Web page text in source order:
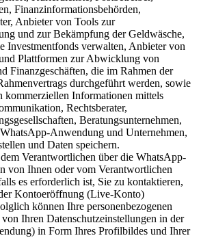
Finanzinformationsbehörden,
Anbieter von Tools zur
und zur Bekämpfung der Geldwäsche,
Investmentfonds verwalten, Anbieter von
Plattformen zur Abwicklung von
Finanzgeschäften, die im Rahmen der
durchgeführt werden, sowie
kommerziellen Informationen mittels
Rechtsberater,
Beratungsunternehmen,
Anwendung und Unternehmen,
und Daten speichern.
Verantwortlichen über die WhatsApp-
von Ihnen oder vom Verantwortlichen
es erforderlich ist, Sie zu kontaktieren,
Kontoeröffnung (Live-Konto)
können Ihre personenbezogenen
Ihren Datenschutzeinstellungen in der
in Form Ihres Profilbildes und Ihrer